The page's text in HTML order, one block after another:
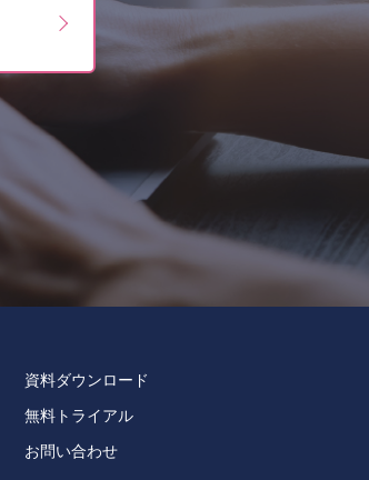
資料ダウンロード
無料トライアル
お問い合わせ